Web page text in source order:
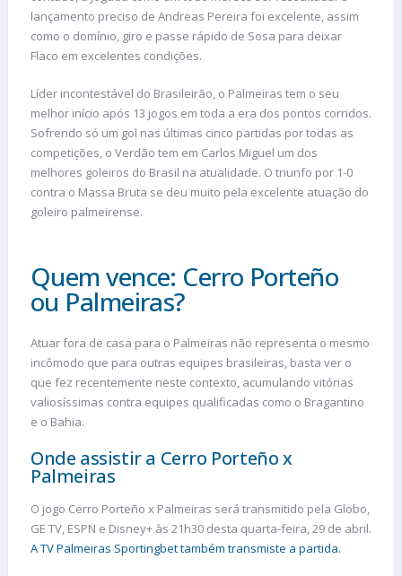
lançamento preciso de Andreas Pereira foi excelente, assim
como o domínio, giro e passe rápido de Sosa para deixar
Flaco em excelentes condições.
Líder incontestável do Brasileirão, o Palmeiras tem o seu
melhor início após 13 jogos em toda a era dos pontos corridos.
Sofrendo só um gol nas últimas cinco partidas por todas as
competições, o Verdão tem em Carlos Miguel um dos
melhores goleiros do Brasil na atualidade. O triunfo por 1-0
contra o Massa Bruta se deu muito pela excelente atuação do
goleiro palmeirense.
Quem vence: Cerro Porteño
ou Palmeiras?
Atuar fora de casa para o Palmeiras não representa o mesmo
incômodo que para outras equipes brasileiras, basta ver o
que fez recentemente neste contexto, acumulando vitórias
valiosíssimas contra equipes qualificadas como o Bragantino
e o Bahia.
Onde assistir a Cerro Porteño x
Palmeiras
O jogo Cerro Porteño x Palmeiras será transmitido pela Globo,
GE TV, ESPN e Disney+ às 21h30 desta quarta-feira, 29 de abril.
A TV Palmeiras Sportingbet também transmiste a partida.